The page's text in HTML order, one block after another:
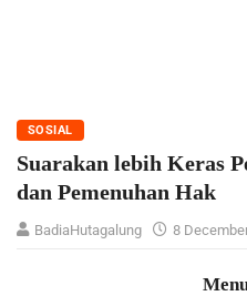
SOSIAL
Suarakan lebih Keras
dan Pemenuhan Hak
BadiaHutagalung 8